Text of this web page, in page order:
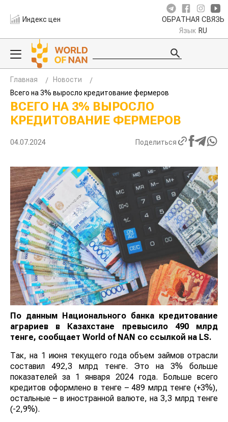
Индекс цен ОБРАТНАЯ СВЯЗЬ
Язык RU
Главная
Новости
Всего на 3% выросло кредитование фермеров
ВСЕГО НА 3% ВЫРОСЛО
КРЕДИТОВАНИЕ ФЕРМЕРОВ
04.07.2024 Поделиться
По данным Национального банка кредитование
аграриев в Казахстане превысило 490 млрд тенге,
сообщаетWorld of NAN со ссылкой на LS.
Так, на 1 июня текущего года объем займов отрасли
составил 492,3 млрд тенге. Это на 3% больше
показателей за 1 января 2024 года. Больше всего
кредитов оформлено в тенге – 489 млрд тенге (+3%),
остальные – в иностранной валюте, на 3,3 млрд тенге
(-2,9%).